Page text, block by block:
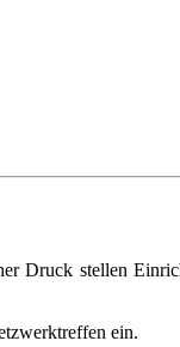
Druck stellen
ein.